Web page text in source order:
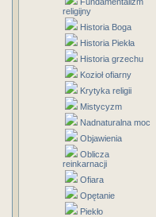
religijny
Historia Boga
Historia Piekła
Historia grzechu
Kozioł ofiarny
Krytyka religii
Mistycyzm
Nadnaturalna moc
Objawienia
Oblicza
reinkarnacji
Ofiara
Opętanie
Piekło